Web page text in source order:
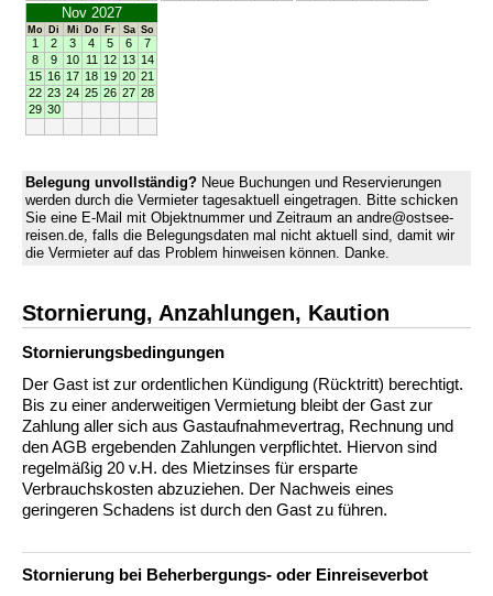
Nov 2027
Mo Di Mi Do Fr Sa So
1 2 3 4 5 6
7
8
9 10 11 12 13 14
15 16 17 18 19 20 21
22 23 24 25 26 27 28
29 30
Belegung unvollständig? Neue Buchungen und Reservierungen
werden durch die Vermieter tagesaktuell eingetragen. Bitte schicken
Sie eine E-Mail mit Objektnummer und Zeitraum an andre@ostsee-
reisen.de, falls die Belegungsdaten mal nicht aktuell sind, damit wir
die Vermieter auf das Problem hinweisen können. Danke.
Stornierung, Anzahlungen, Kaution
Stornierungs­bedingungen
Der Gast ist zur ordentlichen Kündigung (Rücktritt) berechtigt.
Bis zu einer anderweitigen Vermietung bleibt der Gast zur
Zahlung aller sich aus Gastaufnahmevertrag, Rechnung und
den AGB ergebenden Zahlungen verpflichtet. Hiervon sind
regelmäßig 20 v.H. des Mietzinses für ersparte
Verbrauchskosten abzuziehen. Der Nach­weis eines
geringeren Schadens ist durch den Gast zu führen.
Stornierung bei Beherbergungs- oder Einreiseverbot